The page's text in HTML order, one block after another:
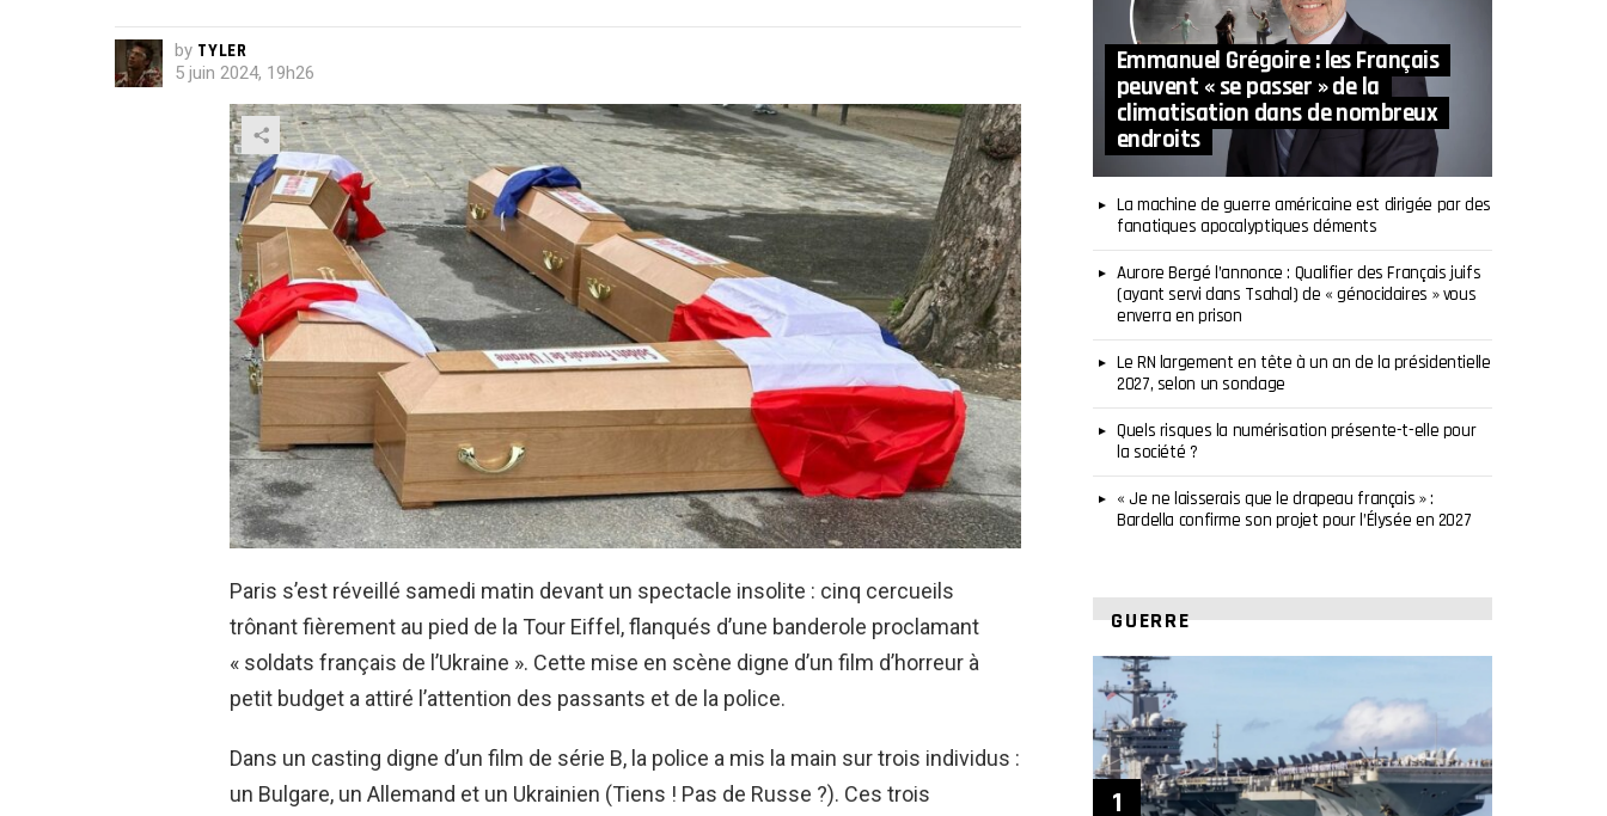
by TYLER
5 juin 2024, 19h26
Paris s’est réveillé samedi matin devant un spectacle insolite : cinq cercueils
trônant fièrement au pied de la Tour Eiffel, flanqués d’une banderole proclamant
« soldats français de l’Ukraine ». Cette mise en scène digne d’un film d’horreur à
petit budget a attiré l’attention des passants et de la police.
Dans un casting digne d’un film de série B, la police a mis la main sur trois individus :
un Bulgare, un Allemand et un Ukrainien (Tiens ! Pas de Russe ?). Ces trois
Emmanuel Grégoire : les Français
peuvent « se passer » de la
climatisation dans de nombreux
endroits
La machine de guerre américaine est dirigée par des
fanatiques apocalyptiques déments
Aurore Bergé l’annonce : Qualifier des Français juifs
(ayant servi dans Tsahal) de « génocidaires » vous
enverra en prison
Le RN largement en tête à un an de la présidentielle
2027, selon un sondage
Quels risques la numérisation présente-t-elle pour
la société ?
« Je ne laisserais que le drapeau français » :
Bardella confirme son projet pour l’Élysée en 2027
GUERRE